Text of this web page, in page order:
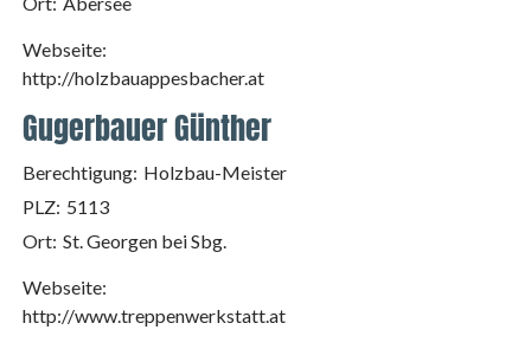
Webseite:
http://holzbauappesbacher.at
Gugerbauer Günther
Berechtigung: Holzbau-Meister
PLZ: 5113
Ort: St. Georgen bei Sbg.
Webseite:
http://www.treppenwerkstatt.at